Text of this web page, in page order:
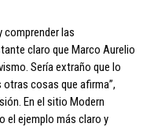
comprender las
claro que Marco Aurelio
Sería extraño que lo
cosas que afirma”,
En el sitio Modern
el ejemplo más claro y